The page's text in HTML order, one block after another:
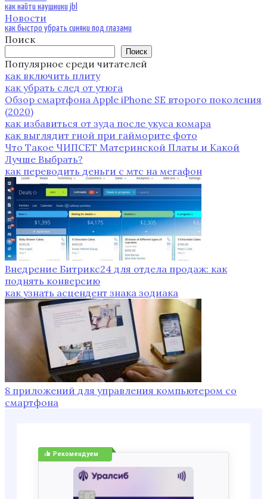
как найти наушники jbl
Новости
как быстро убрать синяки под глазами
Поиск
Поиск
Популярное среди читателей
как включить плиту
как убрать след от утюга
Обзор смартфона Apple iPhone SE второго поколения
(2020)
как избавиться от зуда после укуса комара
как выглядит гной при гайморите фото
Что Такое ЧИПСЕТ Материнской Платы и Какой
Лучше Выбрать?
как переводить деньги с мтс на мегафон
Внедрение Битрикс24 для отдела продаж: как
поднять конверсию
как узнать асцендент знака зодиака
8 приложений для управления компьютером со
смартфона